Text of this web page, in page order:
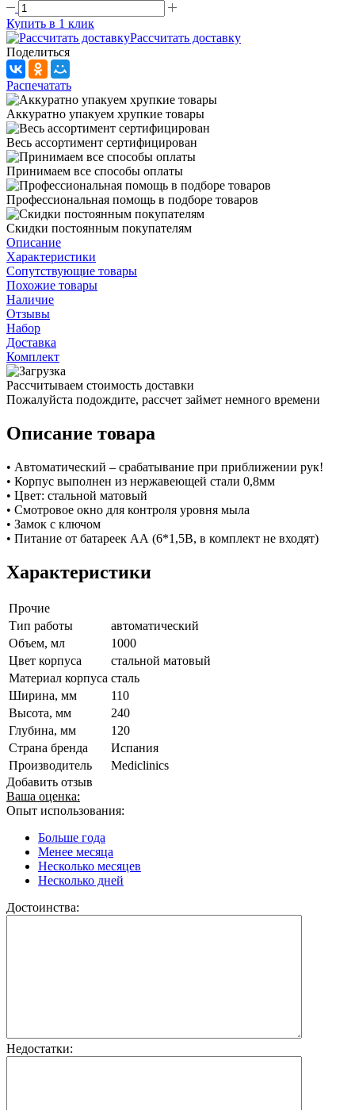
Купить в 1 клик
Рассчитать доставку
Поделиться
Распечатать
Аккуратно упакуем хрупкие товары
Весь ассортимент сертифицирован
Принимаем все способы оплаты
Профессиональная помощь в подборе товаров
Скидки постоянным покупателям
Описание
Характеристики
Сопутствующие товары
Похожие товары
Наличие
Отзывы
Набор
Доставка
Комплект
Рассчитываем стоимость доставки
Пожалуйста подождите, рассчет займет немного времени
Описание товара
• Автоматический – срабатывание при приближении рук!
• Корпус выполнен из нержавеющей стали 0,8мм
• Цвет: стальной матовый
• Смотровое окно для контроля уровня мыла
• Замок с ключом
• Питание от батареек АА (6*1,5В, в комплект не входят)
Характеристики
Прочие
Тип работы
автоматический
Объем, мл
1000
Цвет корпуса
стальной матовый
Материал корпуса сталь
Ширина, мм
110
Высота, мм
240
Глубина, мм
120
Страна бренда
Испания
Производитель
Mediclinics
Добавить отзыв
Ваша оценка:
Опыт использования:
Больше года
Менее месяца
Несколько месяцев
Несколько дней
Достоинства:
Недостатки: